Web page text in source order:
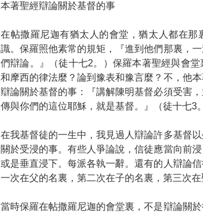
本著聖經辯論關於基督的事
在帖撒羅尼迦有猶太人的會堂，猶太人都在那
識。保羅照他素常的規矩，『進到他們那裏，
們辯論。』（徒十七2。）保羅本著聖經與會
和摩西的律法麼？論到豫表和豫言麼？不，他
辯論關於基督的事：『講解陳明基督必須受害
傳與你們的這位耶穌，就是基督。』（徒十七3
在我基督徒的一生中，我見過人辯論許多基督
關於受浸的事。有些人爭論說，信徒應當向前
或是垂直浸下。每派各執一辭。還有的人辯論
一次在父的名裏，第二次在子的名裏，第三次在
當時保羅在帖撒羅尼迦的會堂裏，不是辯論關